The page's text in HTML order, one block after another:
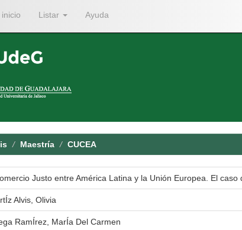
Listar Ayuda
Maestría CUCEA
Justo entre América Latina y la Unión Europea. El caso
Alvis, Olivia
RamÍrez, MarÍa Del Carmen